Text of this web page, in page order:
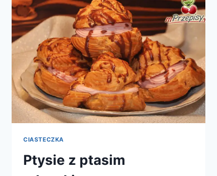
CIASTECZKA
Ptysie z ptasim